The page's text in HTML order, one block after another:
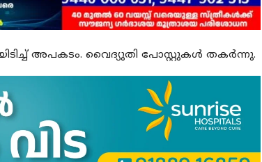
അപകടം. വൈദ്യുതി പോസ്റ്റുകള്‍ തകര്‍ന്നു.